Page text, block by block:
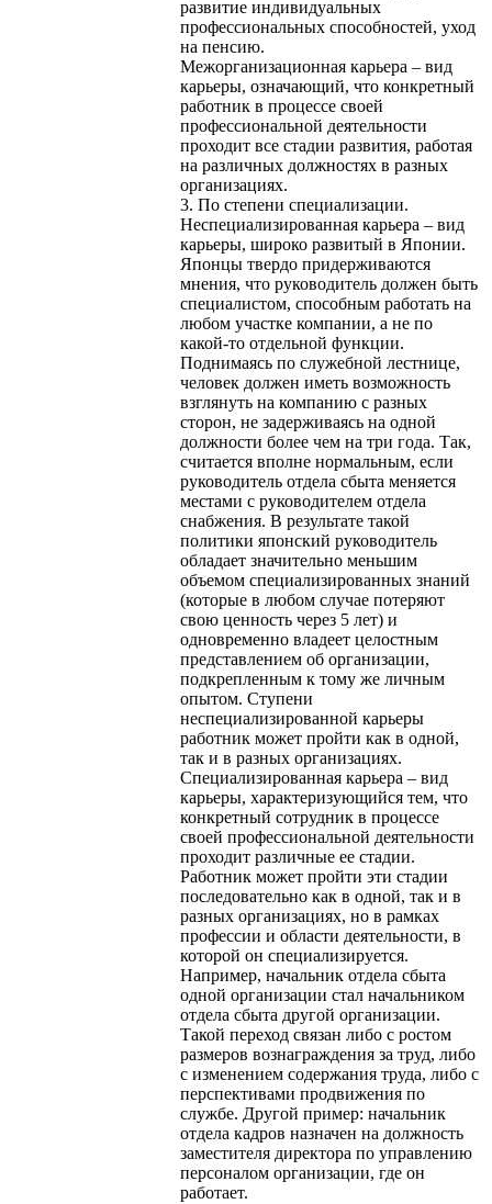
развитие индивидуальных
профессиональных способностей, уход
на пенсию.
Межорганизационная карьера – вид
карьеры, означающий, что конкретный
работник в процессе своей
профессиональной деятельности
проходит все стадии развития, работая
на различных должностях в разных
организациях.
3. По степени специализации.
Неспециализированная карьера – вид
карьеры, широко развитый в Японии.
Японцы твердо придерживаются
мнения, что руководитель должен быть
специалистом, способным работать на
любом участке компании, а не по
какой-то отдельной функции.
Поднимаясь по служебной лестнице,
человек должен иметь возможность
взглянуть на компанию с разных
сторон, не задерживаясь на одной
должности более чем на три года. Так,
считается вполне нормальным, если
руководитель отдела сбыта меняется
местами с руководителем отдела
снабжения. В результате такой
политики японский руководитель
обладает значительно меньшим
объемом специализированных знаний
(которые в любом случае потеряют
свою ценность через 5 лет) и
одновременно владеет целостным
представлением об организации,
подкрепленным к тому же личным
опытом. Ступени
неспециализированной карьеры
работник может пройти как в одной,
так и в разных организациях.
Специализированная карьера – вид
карьеры, характеризующийся тем, что
конкретный сотрудник в процессе
своей профессиональной деятельности
проходит различные ее стадии.
Работник может пройти эти стадии
последовательно как в одной, так и в
разных организациях, но в рамках
профессии и области деятельности, в
которой он специализируется.
Например, начальник отдела сбыта
одной организации стал начальником
отдела сбыта другой организации.
Такой переход связан либо с ростом
размеров вознаграждения за труд, либо
с изменением содержания труда, либо с
перспективами продвижения по
службе. Другой пример: начальник
отдела кадров назначен на должность
заместителя директора по управлению
персоналом организации, где он
работает.